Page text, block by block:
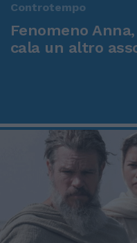
Controtempo
Fenomeno
cala un altro